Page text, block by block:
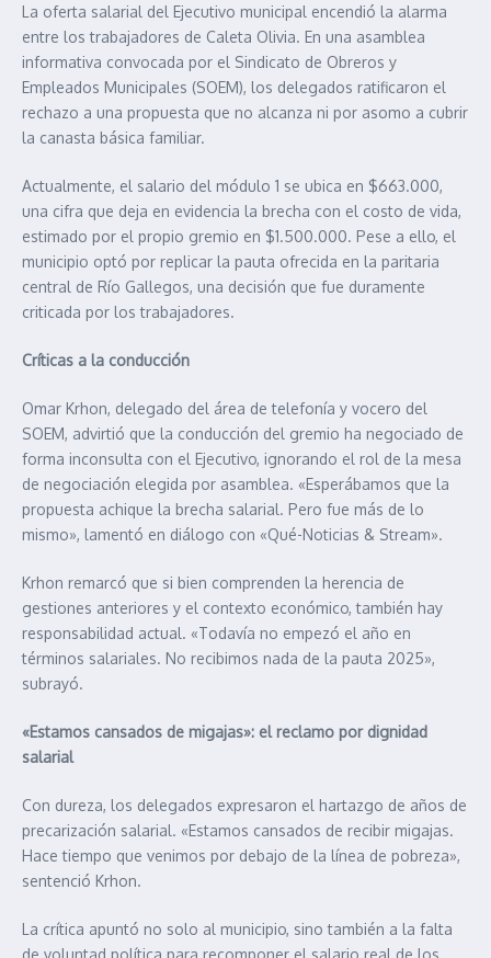
La oferta salarial del Ejecutivo municipal encendió la alarma
entre los trabajadores de Caleta Olivia. En una asamblea
informativa convocada por el Sindicato de Obreros y
Empleados Municipales (SOEM), los delegados ratificaron el
rechazo a una propuesta que no alcanza ni por asomo a cubrir
la canasta básica familiar.
Actualmente, el salario del módulo 1 se ubica en $663.000,
una cifra que deja en evidencia la brecha con el costo de vida,
estimado por el propio gremio en $1.500.000. Pese a ello, el
municipio optó por replicar la pauta ofrecida en la paritaria
central de Río Gallegos, una decisión que fue duramente
criticada por los trabajadores.
Críticas a la conducción
Omar Krhon, delegado del área de telefonía y vocero del
SOEM, advirtió que la conducción del gremio ha negociado de
forma inconsulta con el Ejecutivo, ignorando el rol de la mesa
de negociación elegida por asamblea. «Esperábamos que la
propuesta achique la brecha salarial. Pero fue más de lo
mismo», lamentó en diálogo con «Qué-Noticias & Stream».
Krhon remarcó que si bien comprenden la herencia de
gestiones anteriores y el contexto económico, también hay
responsabilidad actual. «Todavía no empezó el año en
términos salariales. No recibimos nada de la pauta 2025»,
subrayó.
«Estamos cansados de migajas»: el reclamo por dignidad
salarial
Con dureza, los delegados expresaron el hartazgo de años de
precarización salarial. «Estamos cansados de recibir migajas.
Hace tiempo que venimos por debajo de la línea de pobreza»,
sentenció Krhon.
La crítica apuntó no solo al municipio, sino también a la falta
de voluntad política para recomponer el salario real de los